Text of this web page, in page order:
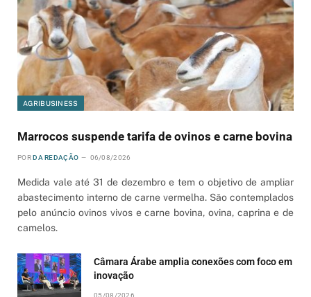
AGRIBUSINESS
Marrocos suspende tarifa de ovinos e carne bovina
POR DA REDAÇÃO 06/08/2026
Medida vale até 31 de dezembro e tem o objetivo de ampliar
abastecimento interno de carne vermelha. São contemplados
pelo anúncio ovinos vivos e carne bovina, ovina, caprina e de
camelos.
Câmara Árabe amplia conexões com foco em
inovação
05/08/2026